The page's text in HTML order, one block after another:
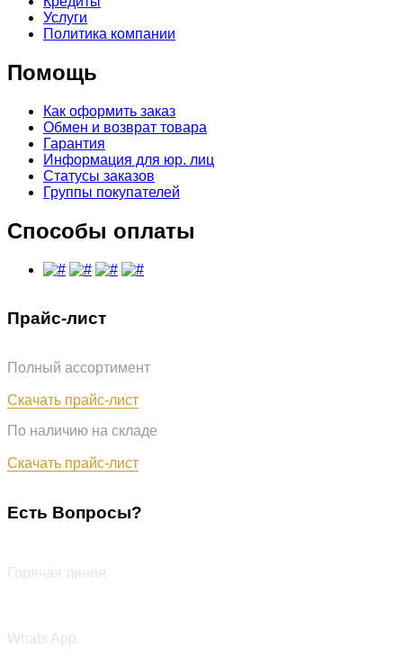
Услуги
Политика компании
Помощь
Как оформить заказ
Обмен и возврат товара
Гарантия
Информация для юр. лиц
Статусы заказов
Группы покупателей
Способы оплаты
Прайс-лист
Полный ассортимент
Скачать прайс-лист
По наличию на складе
Скачать прайс-лист
Есть Вопросы?
Горячая линия
Whats App